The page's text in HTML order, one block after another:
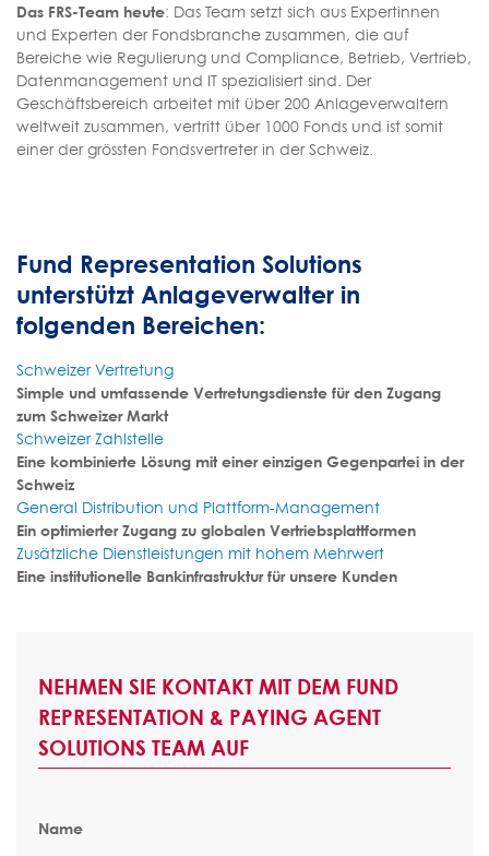
Das FRS-Team heute: Das Team setzt sich aus Expertinnen
und Experten der Fondsbranche zusammen, die auf
Bereiche wie Regulierung und Compliance, Betrieb, Vertrieb,
Datenmanagement und IT spezialisiert sind. Der
Geschäftsbereich arbeitet mit über 200 Anlageverwaltern
weltweit zusammen, vertritt über 1000 Fonds und ist somit
einer der grössten Fondsvertreter in der Schweiz.
Fund Representation Solutions
unterstützt Anlageverwalter in
folgenden Bereichen:
Schweizer Vertretung
Simple und umfassende Vertretungsdienste für den Zugang
zum Schweizer Markt
Schweizer Zahlstelle
Eine kombinierte Lösung mit einer einzigen Gegenpartei in der
Schweiz
General Distribution und Plattform-Management
Ein optimierter Zugang zu globalen Vertriebsplattformen
Zusätzliche Dienstleistungen mit hohem Mehrwert
Eine institutionelle Bankinfrastruktur für unsere Kunden
NEHMEN SIE KONTAKT MIT DEM FUND
REPRESENTATION & PAYING AGENT
SOLUTIONS TEAM AUF
Name